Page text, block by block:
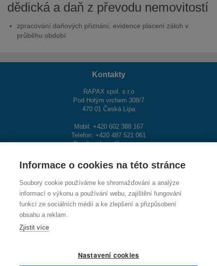
dědická a daň z převodu nemovitostí
zpracování daňových přiznání, evidence placení záloh v
průběhu období
Kontakty
RAPAX spol. s r.o
Pod Holým vrchem 308/7
470 01 Česká Lípa
Mobil: +420 602 388 167
Telefon: +420 487 521 061
Email:zakova@rapax.eu
Napište nám
Informace o cookies na této stránce
Soubory cookie používáme ke shromažďování a analýze
informací o výkonu a používání webu, zajištění fungování
funkcí ze sociálních médií a ke zlepšení a přizpůsobení
obsahu a reklam.
Zjistit více
Nastavení cookies